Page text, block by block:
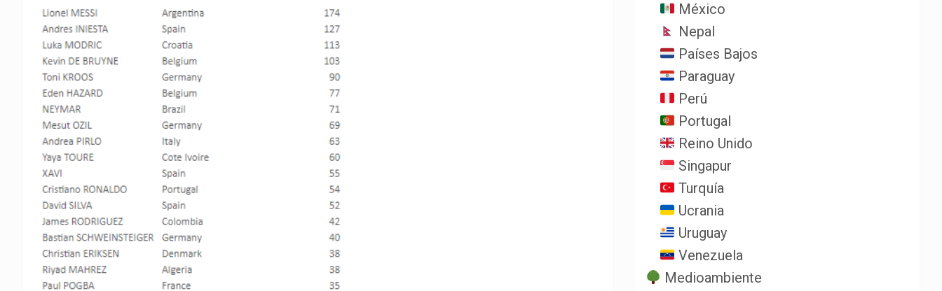
México
Nepal
Países Bajos
Paraguay
Perú
Portugal
Reino Unido
Singapur
Turquía
Ucrania
Uruguay
Venezuela
Medioambiente